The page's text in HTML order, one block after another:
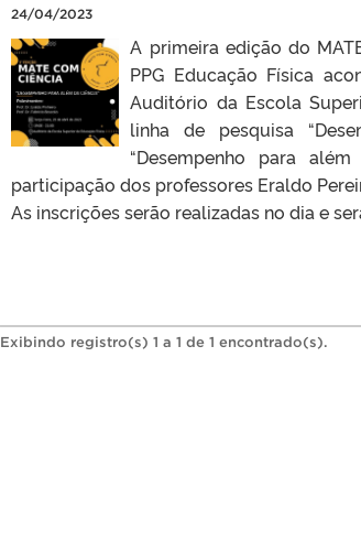
24/04/2023
A primeira edição do
PPG Educação Física
Auditório da Escola
linha de pesquisa
“Desempenho para
participação dos professores Eraldo
As inscrições serão realizadas no dia e
Exibindo registro(s) 1 a 1 de 1 encontrado(s).